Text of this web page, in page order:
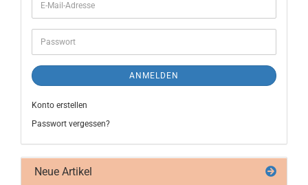
ANMELDEN
Konto erstellen
Passwort vergessen?
Neue Artikel